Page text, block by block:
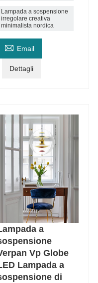
Lampada a sospensione
irregolare creativa
minimalista nordica
 Email
Dettagli
a
Vp Globe
Lampada a
di